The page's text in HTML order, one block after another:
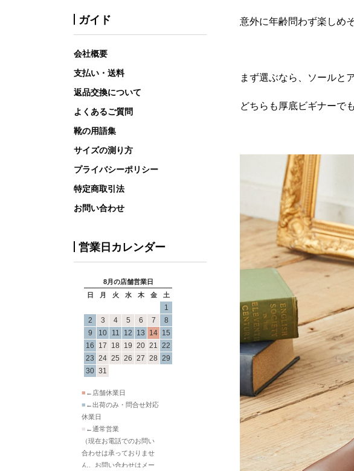
意外に年齢問わず楽しめ
まず選ぶなら、ソールと
どちらも厚底ビギナーで
ガイド
会社概要
支払い・送料
返品交換について
よくあるご質問
靴の用語集
サイズの測り方
プライバシーポリシー
特定商取引法
お問い合わせ
営業日カレンダー